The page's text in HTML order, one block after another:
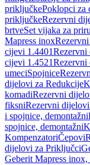
priključkePoklopci za
priključkeRezervni
brtveSet vijaka za
Mapress inox
cijevi 1.4401Rezervni
cijevi 1.4521Rezervni
umeciSpojnice
dijelovi za Redukcije
komadiRezervni
fiksniRezervni
i spojnice, demontažni
spojnice, demontažni
KompenzatoriČepovi
dijelovi za Priključci
Geberit Mapress inox,